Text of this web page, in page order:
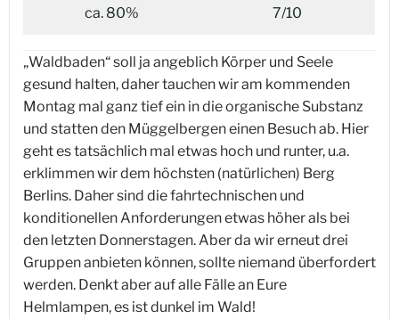
ca. 80%
7/10
„Waldbaden“ soll ja angeblich Körper und Seele
gesund halten, daher tauchen wir am kommenden
Montag mal ganz tief ein in die organische Substanz
und statten den Müggelbergen einen Besuch ab. Hier
geht es tatsächlich mal etwas hoch und runter, u.a.
erklimmen wir dem höchsten (natürlichen) Berg
Berlins. Daher sind die fahrtechnischen und
konditionellen Anforderungen etwas höher als bei
den letzten Donnerstagen. Aber da wir erneut drei
Gruppen anbieten können, sollte niemand überfordert
werden. Denkt aber auf alle Fälle an Eure
Helmlampen, es ist dunkel im Wald!